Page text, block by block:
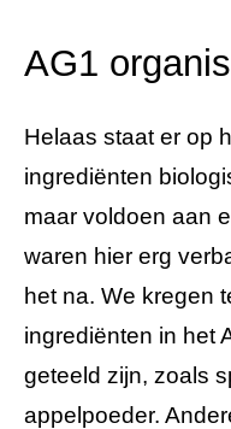
AG1
Helaas staat er op
ingrediënten
maar voldoen aan
waren hier erg
het na. We kregen
ingrediënten in het
geteeld zijn, zoals
appelpoeder.